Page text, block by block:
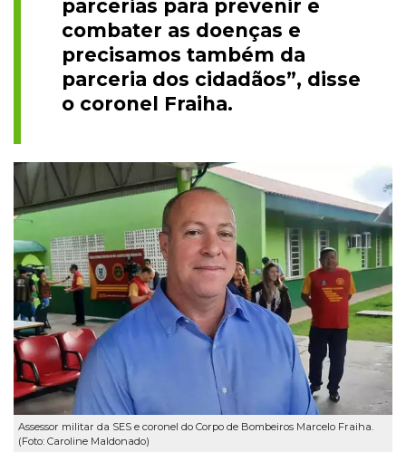
parcerias para prevenir e
combater as doenças e
precisamos também da
parceria dos cidadãos”, disse
o coronel Fraiha.
Assessor militar da SES e coronel do Corpo de Bombeiros Marcelo Fraiha.
(Foto: Caroline Maldonado)